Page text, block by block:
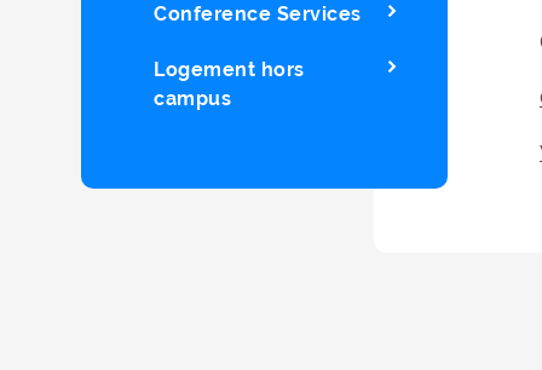
Conference Services
Logement hors
campus